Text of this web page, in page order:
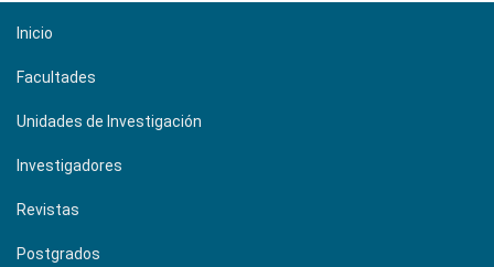
Inicio
Facultades
Unidades de Investigación
Investigadores
Revistas
Postgrados